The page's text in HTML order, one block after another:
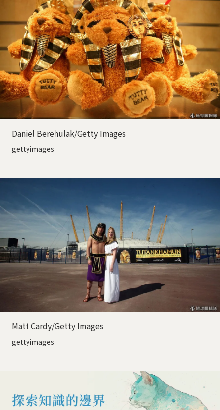
Daniel Berehulak/Getty Images
gettyimages
Matt Cardy/Getty Images
gettyimages